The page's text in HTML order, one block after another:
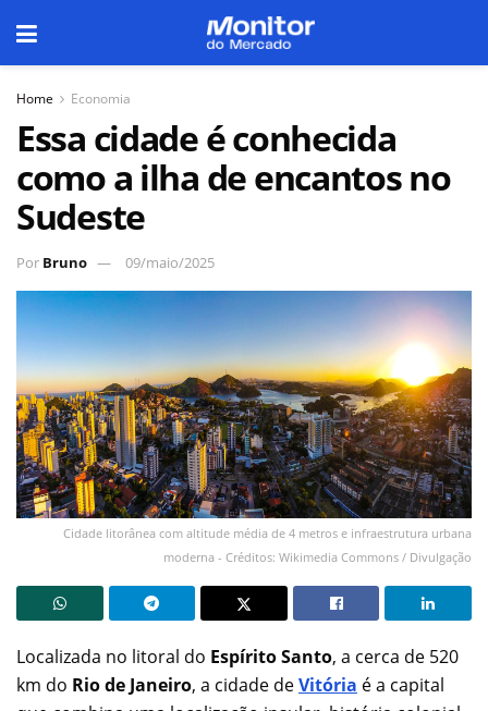
Home Economia
Essa cidade é conhecida
como a ilha de encantos no
Sudeste
Por Bruno 09/maio/2025
Cidade litorânea com altitude média de 4 metros e infraestrutura urbana
moderna - Créditos: Wikimedia Commons / Divulgação
Localizada no litoral do Espírito Santo, a cerca de 520
km do Rio de Janeiro, a cidade deVitória é a capital